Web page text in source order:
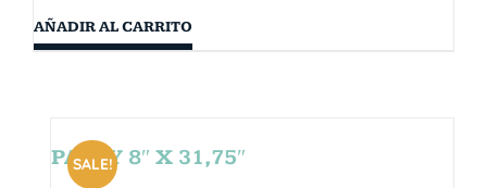
AÑADIR AL CARRITO
SALE!
PARTY 8″ X 31,75″